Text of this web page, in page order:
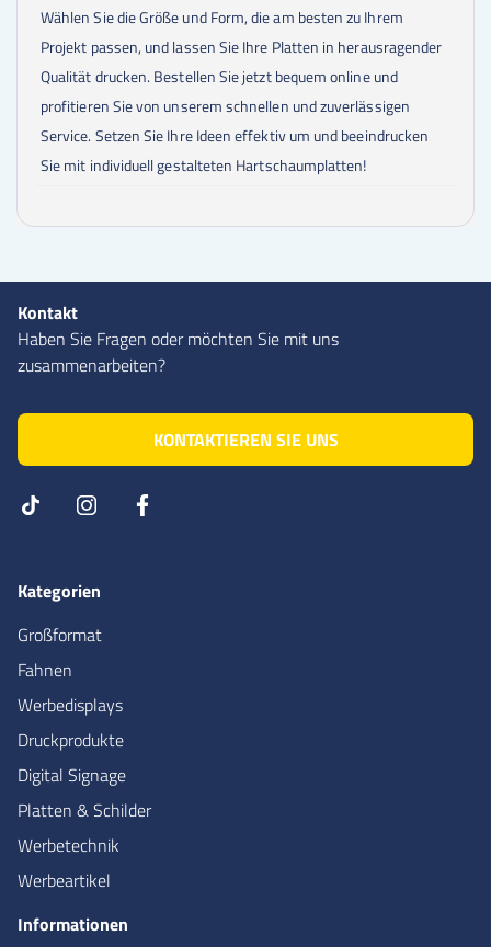
Wählen Sie die Größe und Form, die am besten zu Ihrem
Projekt passen, und lassen Sie Ihre Platten in herausragender
Qualität drucken. Bestellen Sie jetzt bequem online und
profitieren Sie von unserem schnellen und zuverlässigen
Service. Setzen Sie Ihre Ideen effektiv um und beeindrucken
Sie mit individuell gestalteten Hartschaumplatten!
Kontakt
Haben Sie Fragen oder möchten Sie mit uns
zusammenarbeiten?
KONTAKTIEREN SIE UNS
Kategorien
Großformat
Fahnen
Werbedisplays
Druckprodukte
Digital Signage
Platten & Schilder
Werbetechnik
Werbeartikel
Informationen